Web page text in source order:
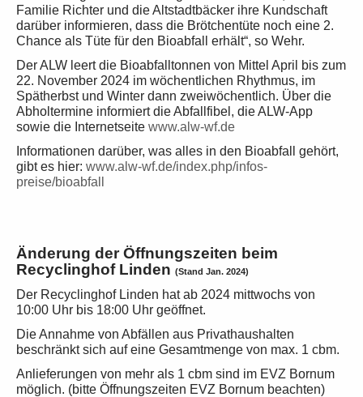
Familie Richter und die Altstadtbäcker ihre Kundschaft
darüber informieren, dass die Brötchentüte noch eine 2.
Chance als Tüte für den Bioabfall erhält“, so Wehr.
Der ALW leert die Bioabfalltonnen von Mittel April bis zum
22. November 2024 im wöchentlichen Rhythmus, im
Spätherbst und Winter dann zweiwöchentlich. Über die
Abholtermine informiert die Abfallfibel, die ALW-App
sowie die Internetseite www.alw-wf.de
Informationen darüber, was alles in den Bioabfall gehört,
gibt es hier: www.alw-wf.de/index.php/infos-
preise/bioabfall
Änderung der Öffnungszeiten beim
Recyclinghof Linden (Stand Jan. 2024)
Der Recyclinghof Linden hat ab 2024 mittwochs von
10:00 Uhr bis 18:00 Uhr geöffnet.
Die Annahme von Abfällen aus Privathaushalten
beschränkt sich auf eine Gesamtmenge von max. 1 cbm.
Anlieferungen von mehr als 1 cbm sind im EVZ Bornum
möglich. (bitte Öffnungszeiten EVZ Bornum beachten)